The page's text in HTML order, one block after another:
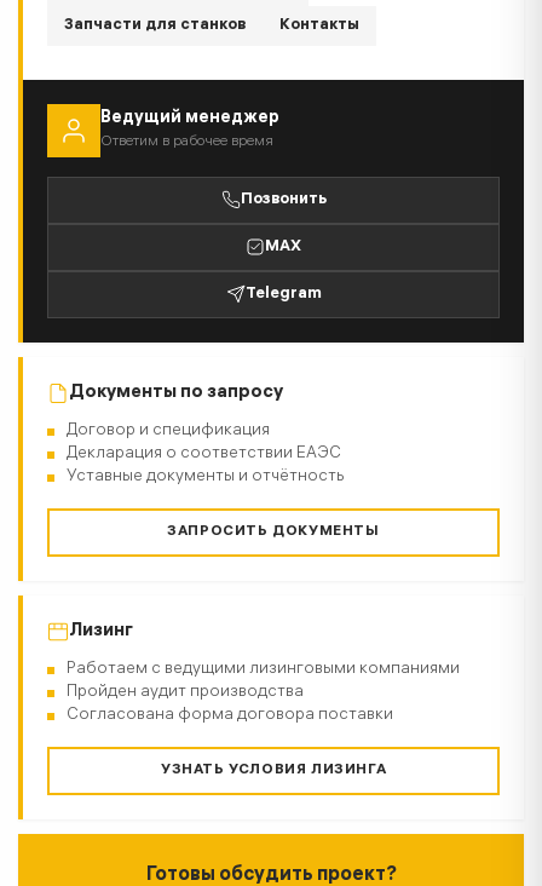
Запчасти для станков Контакты
Ведущий менеджер
Ответим в рабочее время
Позвонить
MAX
Telegram
Документы по запросу
Договор и спецификация
Декларация о соответствии ЕАЭС
Уставные документы и отчётность
ЗАПРОСИТЬ ДОКУМЕНТЫ
Лизинг
Работаем с ведущими лизинговыми компаниями
Пройден аудит производства
Согласована форма договора поставки
УЗНАТЬ УСЛОВИЯ ЛИЗИНГА
Готовы обсудить проект?